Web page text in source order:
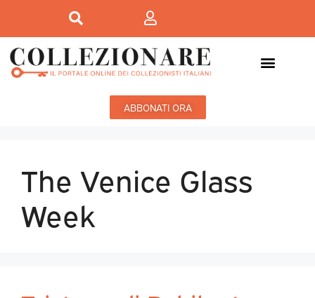
ABBONATI ORA
The Venice Glass
Week